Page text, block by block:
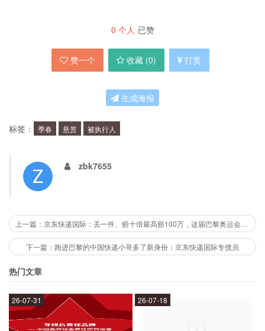
(2019)京0105民初26727号民事调解书
本金3000000元及利息、违约金
悬赏金额
担保有限公司可供执行的财产线索(朝阳法院已发
现、已控制但暂未处分的财产不属于悬赏范围)经
查证属实并实际执行到位的,按照举报财产执行到
悬赏时限
0 个人 已赞
赞一个 收藏 (0) 打赏
生成海报
标签： 季春 悬赏 被执行人
zbk7655
下一篇：跑进巴黎的中国快递小哥多了新身份：京东快递国际专揽员
热门文章
26-07-31 26-07-18